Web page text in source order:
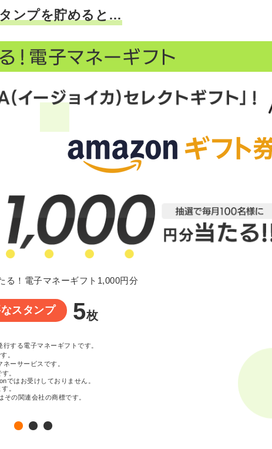
ンプを貯めると…
る！電子マネーギフト1,000円分
スタンプ 5枚
する電子マネーギフトです。
。
ーサービスです。
。
ではお受けしておりません。
。
の関連会社の商標です。